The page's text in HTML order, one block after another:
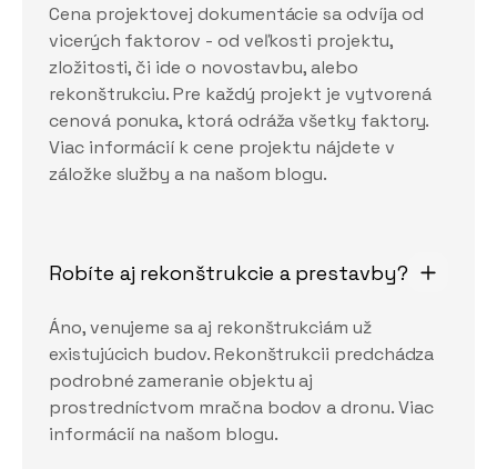
Cena projektovej dokumentácie sa odvíja od
vicerých faktorov - od veľkosti projektu,
zložitosti, či ide o novostavbu, alebo
rekonštrukciu. Pre každý projekt je vytvorená
cenová ponuka, ktorá odráža všetky faktory.
Viac informácií k cene projektu nájdete v
záložke služby a na našom blogu.
Robíte aj rekonštrukcie a prestavby?
Áno, venujeme sa aj rekonštrukciám už
existujúcich budov. Rekonštrukcii predchádza
podrobné zameranie objektu aj
prostredníctvom mračna bodov a dronu. Viac
informácií na našom blogu.